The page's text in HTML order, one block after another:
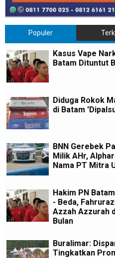
Populer
Kasus Vape
Batam Dituntut
Diduga Rokok
di Batam
BNN Gerebek
Milik AHr,
Nama PT Mitra
Hakim PN
- Beda,
Azzah Azzurah
Bulan
Buralimar:
Tingkatkan